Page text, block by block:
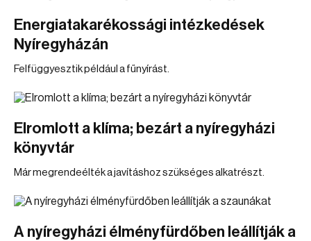
Energiatakarékossági intézkedések
Nyíregyházán
Felfüggyesztik például a fűnyírást.
Elromlott a klíma; bezárt a nyíregyházi
könyvtár
Már megrendeélték a javításhoz szükséges alkatrészt.
A nyíregyházi élményfürdőben leállítják a